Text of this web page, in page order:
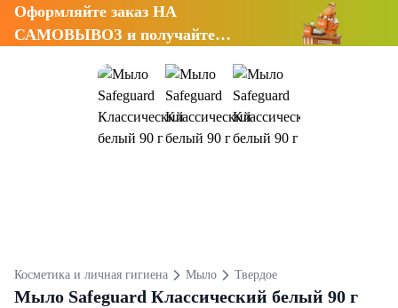
Оформляйте заказ НА
САМОВЫВОЗ и получайте
Косметика и личная гигиена Мыло Твердое
Мыло Safeguard Классический белый 90 г